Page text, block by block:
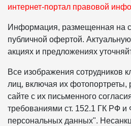
интернет-портал правовой
Информация, размещенная на
публичной офертой.
акциях и предложениях
Все изображения сотрудников
лиц, включая их
сайте с их письменного
требованиями ст. 152.1 ГК РФ
персональных данных".